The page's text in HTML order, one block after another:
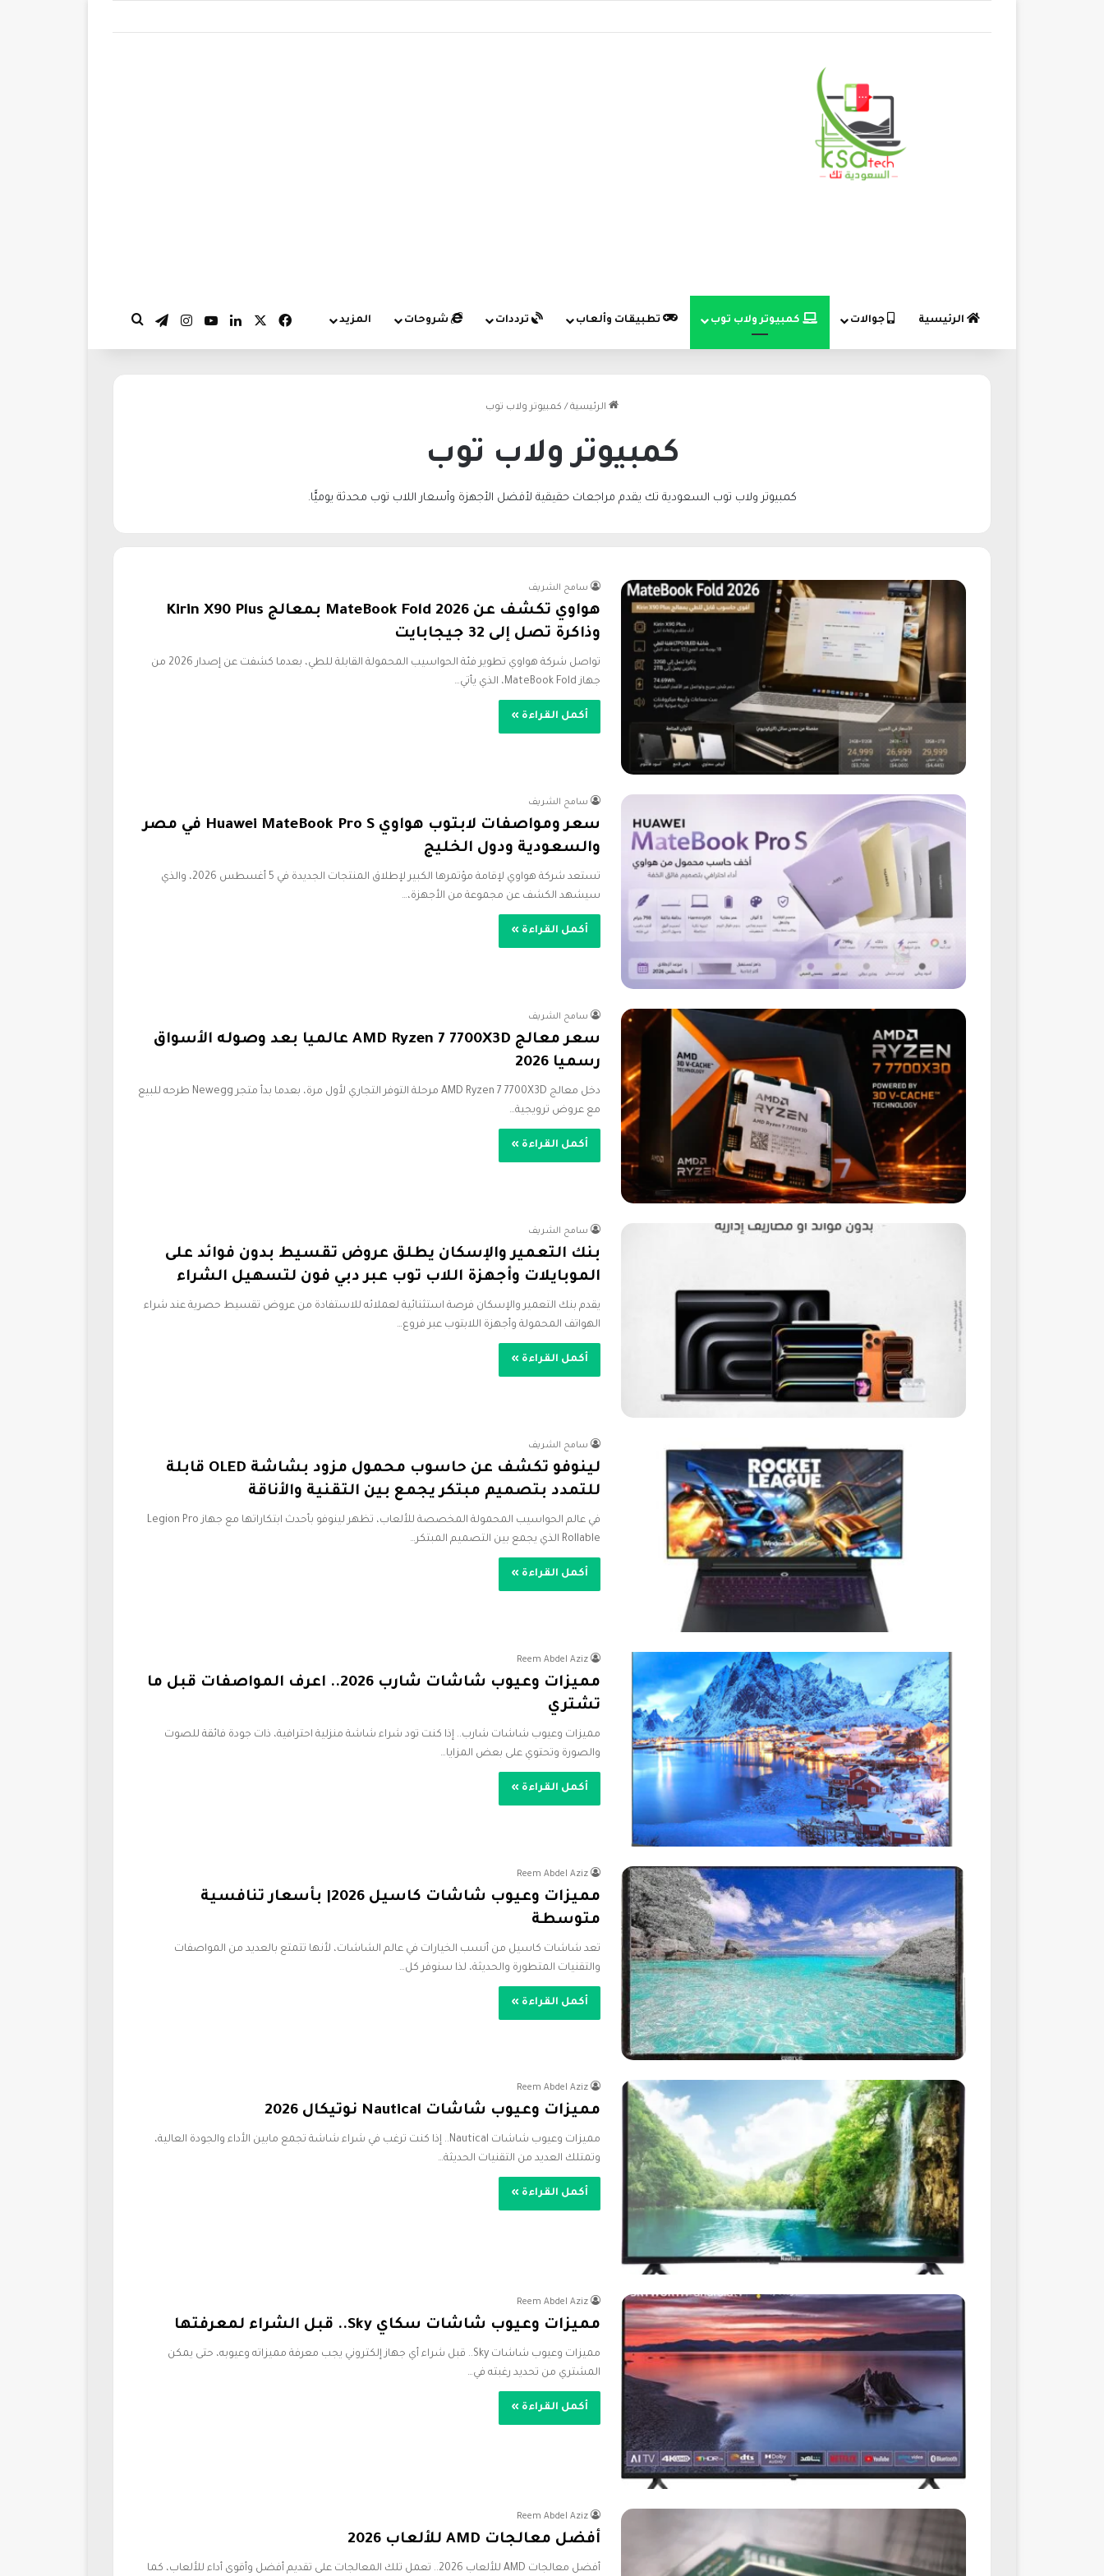
الرئيسية جوالات كمبيوتر ولاب توب تطبيقات وألعاب ترددات شروحات المزيد فيسبوك لينكدإن‫YouTubeانستقرام
تيلقرام
الرئيسية / كمبيوتر ولاب توب
كمبيوتر ولاب توب
كمبيوتر ولاب توب السعودية تك يقدم مراجعات حقيقية لأفضل الأجهزة وأسعار اللاب توب محدثة يوميًّا.
سامح الشريف
هواوي تكشف عن MateBook Fold 2026 بمعالج Kirin X90 Plus
وذاكرة تصل إلى 32 جيجابايت
تواصل شركة هواوي تطوير فئة الحواسيب المحمولة القابلة للطي، بعدما كشفت عن إصدار 2026 من
جهاز MateBook Fold، الذي يأتي…
أكمل القراءة »
سامح الشريف
سعر ومواصفات لابتوب هواوي Huawei MateBook Pro S في مصر
والسعودية ودول الخليج
تستعد شركة هواوي لإقامة مؤتمرها الكبير لإطلاق المنتجات الجديدة في 5 أغسطس 2026، والذي
سيشهد الكشف عن مجموعة من الأجهزة،…
أكمل القراءة »
سامح الشريف
سعر معالج AMD Ryzen 7 7700X3D عالميا بعد وصوله الأسواق
رسميا 2026
دخل معالج AMD Ryzen 7 7700X3D مرحلة التوفر التجاري لأول مرة، بعدما بدأ متجر Newegg طرحه للبيع
مع عروض ترويجية…
أكمل القراءة »
سامح الشريف
بنك التعمير والإسكان يطلق عروض تقسيط بدون فوائد على
الموبايلات وأجهزة اللاب توب عبر دبي فون لتسهيل الشراء
يقدم بنك التعمير والإسكان فرصة استثنائية لعملائه للاستفادة من عروض تقسيط حصرية عند شراء
الهواتف المحمولة وأجهزة اللابتوب عبر فروع…
أكمل القراءة »
سامح الشريف
لينوفو تكشف عن حاسوب محمول مزود بشاشة OLED قابلة
للتمدد بتصميم مبتكر يجمع بين التقنية والأناقة
في عالم الحواسيب المحمولة المخصصة للألعاب، تظهر لينوفو بأحدث ابتكاراتها مع جهاز Legion Pro
Rollable الذي يجمع بين التصميم المبتكر…
أكمل القراءة »
Reem Abdel Aziz
مميزات وعيوب شاشات شارب 2026.. اعرف المواصفات قبل ما
تشتري
مميزات وعيوب شاشات شارب.. إذا كنت تود شراء شاشة منزلية احترافية، ذات جودة فائقة للصوت
والصورة وتحتوي على بعض المزايا…
أكمل القراءة »
Reem Abdel Aziz
مميزات وعيوب شاشات كاسيل 2026| بأسعار تنافسية
متوسطة
تعد شاشات كاسيل من أنسب الخيارات في عالم الشاشات، لأنها تتمتع بالعديد من المواصفات
والتقنيات المتطورة والحديثة، لذا سنوفر كل…
أكمل القراءة »
Reem Abdel Aziz
مميزات وعيوب شاشات Nautical نوتيكال 2026
مميزات وعيوب شاشات Nautical.. إذا كنت ترغب في شراء شاشة تجمع مابين الأداء والجودة العالية،
وتمتلك العديد من التقنيات الحديثة…
أكمل القراءة »
Reem Abdel Aziz
مميزات وعيوب شاشات سكاي Sky.. قبل الشراء لمعرفتها
مميزات وعيوب شاشات Sky.. قبل شراء أي جهاز إلكتروني يجب معرفة مميزاته وعيوبه، حتى يمكن
المشتري من تحديد رغبته في…
أكمل القراءة »
Reem Abdel Aziz
أفضل معالجات AMD للألعاب 2026
أفضل معالجات AMD للألعاب 2026.. تعمل تلك المعالجات على تقديم أفضل وأقوى أداء للألعاب، كما